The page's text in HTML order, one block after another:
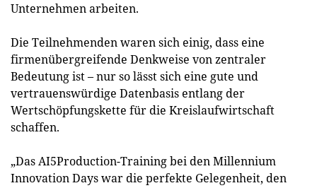
Unternehmen arbeiten.
Die Teilnehmenden waren sich einig, dass eine
firmenübergreifende Denkweise von zentraler
Bedeutung ist – nur so lässt sich eine gute und
vertrauenswürdige Datenbasis entlang der
Wertschöpfungskette für die Kreislaufwirtschaft
schaffen.
„Das AI5Production-Training bei den Millennium
Innovation Days war die perfekte Gelegenheit, den